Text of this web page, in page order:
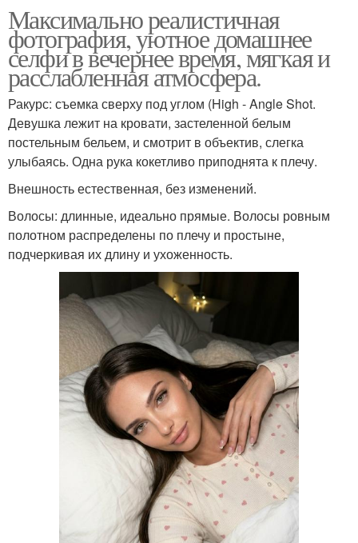
Максимально реалистичная
фотография, уютное домашнее
селфи в вечернее время, мягкая и
расслабленная атмосфера.
Ракурс: съемка сверху под углом (High - Angle Shot.
Девушка лежит на кровати, застеленной белым
постельным бельем, и смотрит в объектив, слегка
улыбаясь. Одна рука кокетливо приподнята к плечу.
Внешность естественная, без изменений.
Волосы: длинные, идеально прямые. Волосы ровным
полотном распределены по плечу и простыне,
подчеркивая их длину и ухоженность.